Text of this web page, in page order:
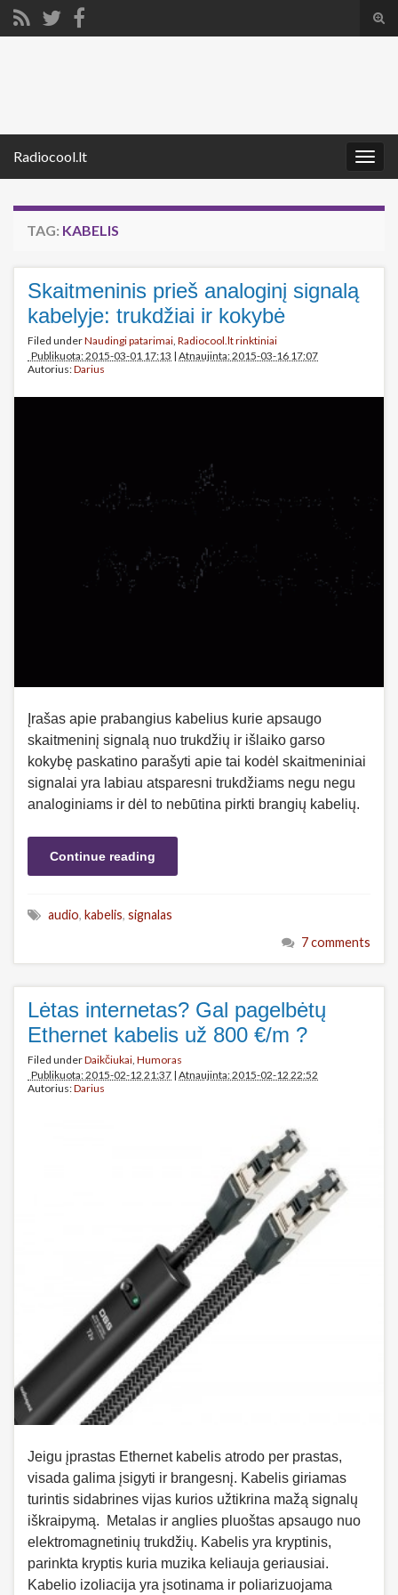
Radiocool.lt
TAG: KABELIS
Skaitmeninis prieš analoginį signalą
kabelyje: trukdžiai ir kokybė
Filed underNaudingi patarimai, Radiocool.lt rinktiniai
Publikuota: 2015-03-01 17:13 | Atnaujinta: 2015-03-16 17:07
Autorius:Darius
Įrašas apie prabangius kabelius kurie apsaugo
skaitmeninį signalą nuo trukdžių ir išlaiko garso
kokybę paskatino parašyti apie tai kodėl skaitmeniniai
signalai yra labiau atsparesni trukdžiams negu negu
analoginiams ir dėl to nebūtina pirkti brangių kabelių.
Continue reading
audio, kabelis, signalas
7 comments
Lėtas internetas? Gal pagelbėtų
Ethernet kabelis už 800 €/m ?
Filed underDaikčiukai Humoras
Publikuota: 2015-02-12 21:37 | Atnaujinta: 2015-02-12 22:52
Autorius:Darius
Jeigu įprastas Ethernet kabelis atrodo per prastas,
visada galima įsigyti ir brangesnį. Kabelis giriamas
turintis sidabrines vijas kurios užtikrina mažą signalų
iškraipymą. Metalas ir anglies pluoštas apsaugo nuo
elektromagnetinių trukdžių. Kabelis yra kryptinis,
parinkta kryptis kuria muzika keliauja geriausiai.
Kabelio izoliacija yra įsotinama ir poliarizuojama